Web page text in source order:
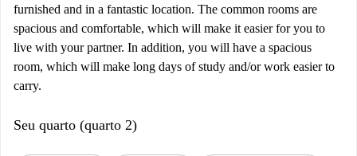
furnished and in a fantastic location. The common rooms are
spacious and comfortable, which will make it easier for you to
live with your partner. In addition, you will have a spacious
room, which will make long days of study and/or work easier to
carry.
Seu quarto (quarto 2)